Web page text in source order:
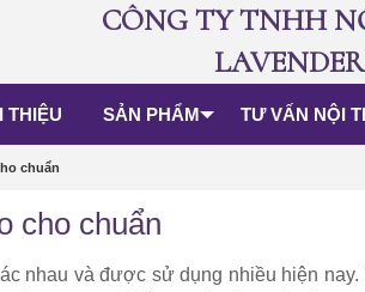
CÔNG TY TNHH
LAVENDER
THIỆU SẢN PHẨM TƯ VẤN NỘI
chuẩn
cho chuẩn
nhau và được sử dụng nhiều hiện